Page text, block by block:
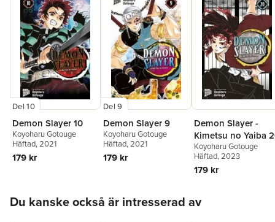
Del 10
Demon Slayer 10
Koyoharu Gotouge
Häftad, 2021
179 kr
Del 9
Demon Slayer 9
Koyoharu Gotouge
Häftad, 2021
179 kr
Demon Slayer -
Kimetsu no Yaiba
Koyoharu Gotouge
Häftad, 2023
179 kr
Du kanske också är intresserad av